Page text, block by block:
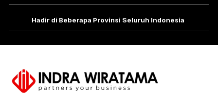
Hadir di Beberapa Provinsi Seluruh Indonesia